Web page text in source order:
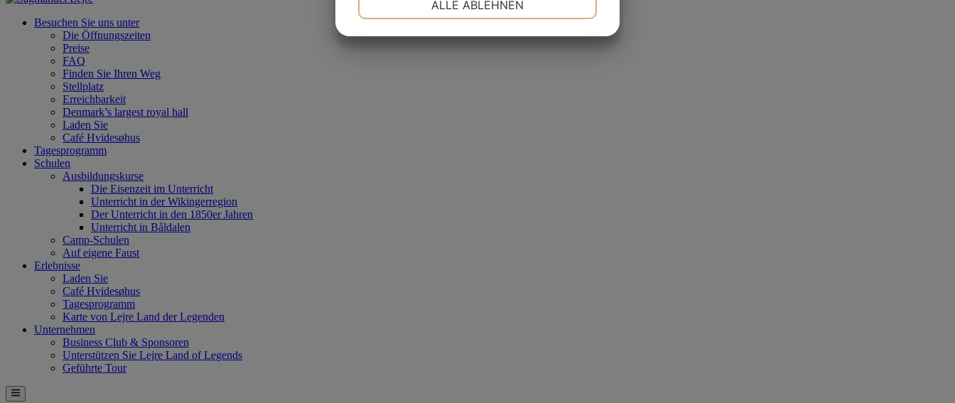
Besuchen Sie uns unter
Die Öffnungszeiten
Preise
FAQ
Finden Sie Ihren Weg
Stellplatz
Erreichbarkeit
Denmark’s largest royal hall
Laden Sie
Café Hvidesøhus
Tagesprogramm
Schulen
Ausbildungskurse
Die Eisenzeit im Unterricht
Unterricht in der Wikingerregion
Der Unterricht in den 1850er Jahren
Unterricht in Båldalen
Camp-Schulen
Auf eigene Faust
Erlebnisse
Laden Sie
Café Hvidesøhus
Tagesprogramm
Karte von Lejre Land der Legenden
Unternehmen
Business Club & Sponsoren
Unterstützen Sie Lejre Land of Legends
Geführte Tour
ALLE ABLEHNEN